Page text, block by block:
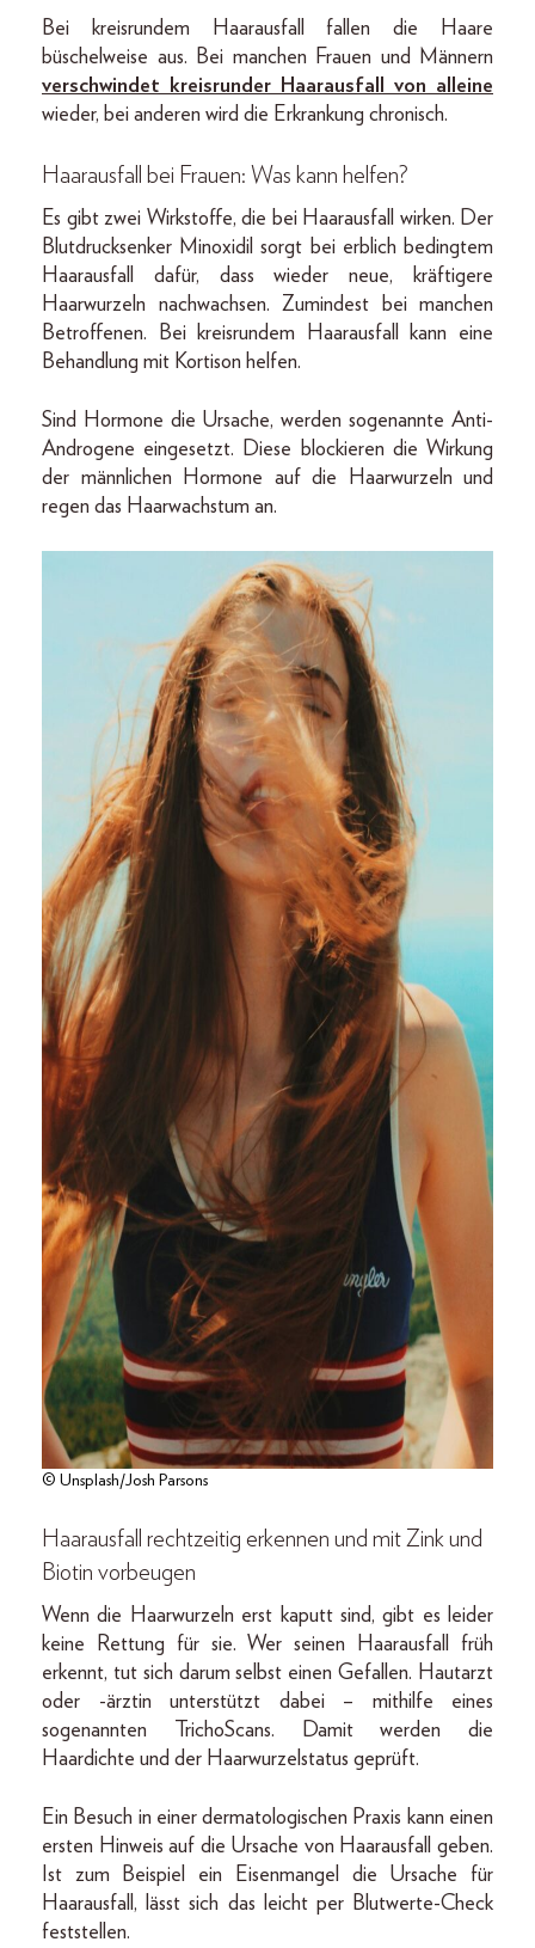
Bei kreisrundem Haarausfall fallen die Haare
büschelweise aus. Bei manchen Frauen und Männern
verschwindet kreisrunder Haarausfall von alleine
wieder, bei anderen wird die Erkrankung chronisch.
Haarausfall bei Frauen: Was kann helfen?
Es gibt zwei Wirkstoffe, die bei Haarausfall wirken. Der
Blutdrucksenker Minoxidil sorgt bei erblich bedingtem
Haarausfall dafür, dass wieder neue, kräftigere
Haarwurzeln nachwachsen. Zumindest bei manchen
Betroffenen. Bei kreisrundem Haarausfall kann eine
Behandlung mit Kortison helfen.
Sind Hormone die Ursache, werden sogenannte Anti-
Androgene eingesetzt. Diese blockieren die Wirkung
der männlichen Hormone auf die Haarwurzeln und
regen das Haarwachstum an.
© Unsplash/Josh Parsons
Haarausfall rechtzeitig erkennen und mit Zink und
Biotin vorbeugen
Wenn die Haarwurzeln erst kaputt sind, gibt es leider
keine Rettung für sie. Wer seinen Haarausfall früh
erkennt, tut sich darum selbst einen Gefallen. Hautarzt
oder -ärztin unterstützt dabei – mithilfe eines
sogenannten TrichoScans. Damit werden die
Haardichte und der Haarwurzelstatus geprüft.
Ein Besuch in einer dermatologischen Praxis kann einen
ersten Hinweis auf die Ursache von Haarausfall geben.
Ist zum Beispiel ein Eisenmangel die Ursache für
Haarausfall, lässt sich das leicht per Blutwerte-Check
feststellen.